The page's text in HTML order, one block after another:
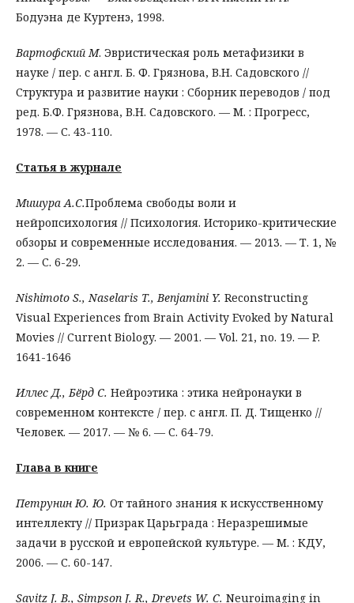
Бодуэна де Куртенэ, 1998.
Вартофский М. Эвристическая роль метафизики в
науке / пер. с англ. Б. Ф. Грязнова, В.Н. Садовского //
Структура и развитие науки : Сборник переводов / под
ред. Б.Ф. Грязнова, В.Н. Садовского. — М. : Прогресс,
1978. — С. 43-110.
Статья в журнале
Мишура А.С.Проблема свободы воли и
нейропсихология // Психология. Историко-критические
обзоры и современные исследования. — 2013. — Т. 1, №
2. — С. 6-29.
Nishimoto S., Naselaris T., Benjamini Y. Reconstructing
Visual Experiences from Brain Activity Evoked by Natural
Movies // Current Biology. — 2001. — Vol. 21, no. 19. — P.
1641-1646
Иллес Д., Бёрд С. Нейроэтика : этика нейронауки в
современном контексте / пер. с англ. П. Д. Тищенко //
Человек. — 2017. — № 6. — С. 64-79.
Глава в книге
Петрунин Ю. Ю. От тайного знания к искусственному
интеллекту // Призрак Царьграда : Неразрешимые
задачи в русской и европейской культуре. — М. : КДУ,
2006. — С. 60-147.
Savitz J. B., Simpson J. R., Drevets W. C. Neuroimaging in